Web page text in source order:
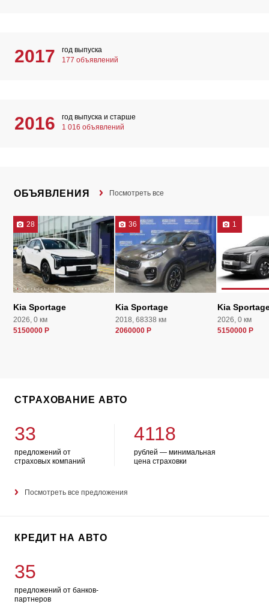
2017
год выпуска
177 объявлений
2016
год выпуска и старше
1 016 объявлений
ОБЪЯВЛЕНИЯ Посмотреть все
28
Kia Sportage
2026, 0 км
5150000 Р
36
Kia Sportage
2018, 68338 км
2060000 Р
1
Kia
2026, 0 км
5150000 Р
СТРАХОВАНИЕ АВТО
33
предложений от
страховых компаний
4118
рублей — минимальная
цена страховки
Посмотреть все предложения
КРЕДИТ НА АВТО
35
предложений от банков-
партнеров